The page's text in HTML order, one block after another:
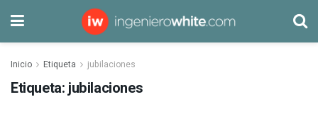
Inicio Etiqueta jubilaciones
Etiqueta:jubilaciones